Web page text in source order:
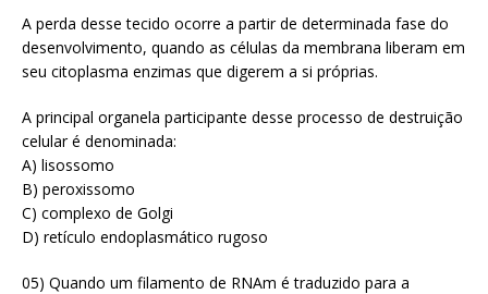
A perda desse tecido ocorre a partir de determinada fase do
desenvolvimento, quando as células da membrana liberam em
seu citoplasma enzimas que digerem a si próprias.
A principal organela participante desse processo de destruição
celular é denominada:
A) lisossomo
B) peroxissomo
C) complexo de Golgi
D) retículo endoplasmático rugoso
05) Quando um filamento de RNAm é traduzido para a